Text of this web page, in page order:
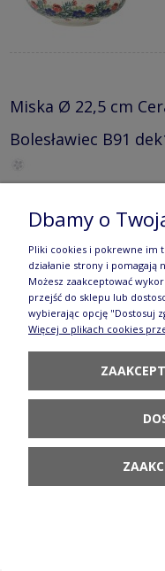
Miska Ø 22,5 cm
Bolesławiec B91
Kubek do ziół z
Artystyczna
Dbamy o
Pliki cookies i pokrewne im
działanie strony i
Możesz zaakceptować
przejść do sklepu lub
wybierając opcję "Dostosuj
Więcej o plikach cookies